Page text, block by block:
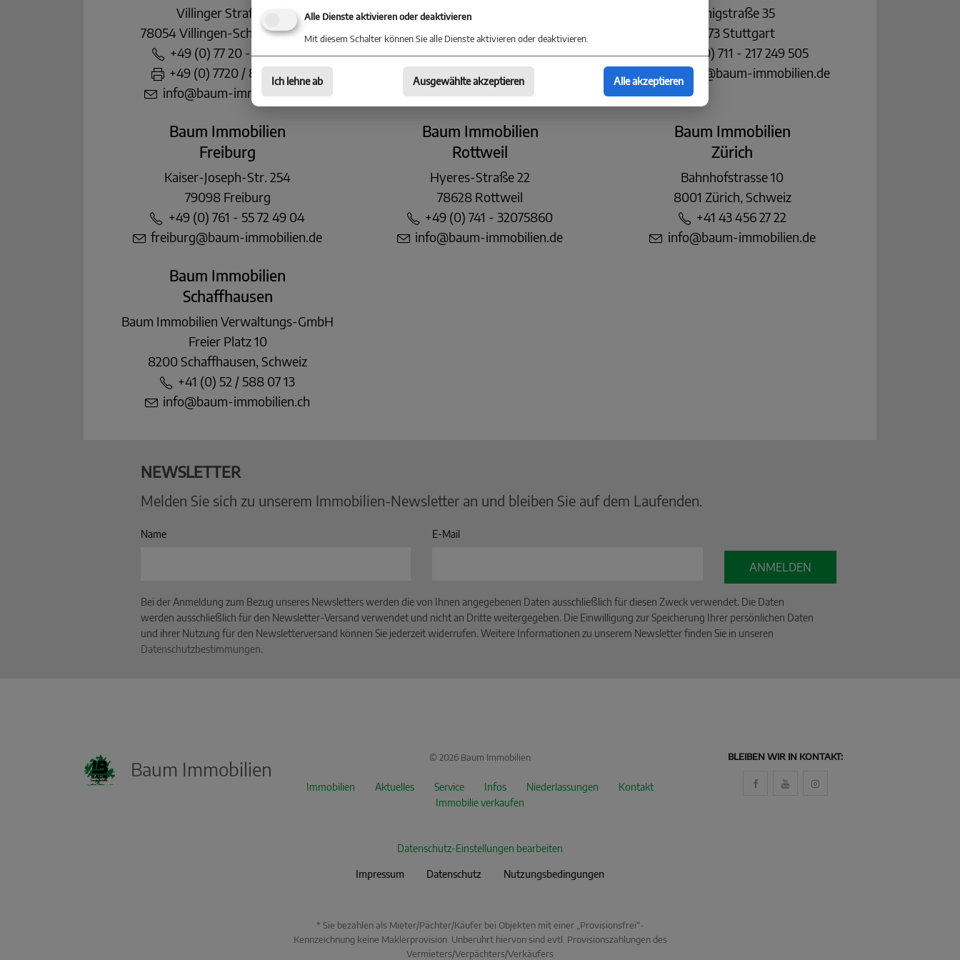
Villinger Straße 91
78054 Villingen-Schwenningen
+49 (0) 77 20 - 85 83 90
+49 (0) 7720 / 85 83 822
info@baum-immobilien.de
Markgrafenstraße 30
78467 Konstanz
+49 (0) 75 31 - 28 46 78 0
konstanz@baum-immobilien.de
Königstraße 35
70173 Stuttgart
+49 (0) 711 - 217 249 505
stuttgart@baum-immobilien.de
Baum Immobilien
Freiburg
Kaiser-Joseph-Str. 254
79098 Freiburg
+49 (0) 761 - 55 72 49 04
freiburg@baum-immobilien.de
Baum Immobilien
Rottweil
Hyeres-Straße 22
78628 Rottweil
+49 (0) 741 - 32075860
info@baum-immobilien.de
Baum Immobilien
Zürich
Bahnhofstrasse 10
8001 Zürich, Schweiz
+41 43 456 27 22
info@baum-immobilien.de
Baum Immobilien
Schaffhausen
Baum Immobilien Verwaltungs-GmbH
Freier Platz 10
8200 Schaffhausen, Schweiz
+41 (0) 52 / 588 07 13
info@baum-immobilien.ch
NEWSLETTER
Melden Sie sich zu unserem Immobilien-Newsletter an und bleiben Sie auf dem Laufenden.
Name E-Mail
ANMELDEN
Bei der Anmeldung zum Bezug unseres Newsletters werden die von Ihnen angegebenen Daten ausschließlich für diesen Zweck verwendet. Die Daten
werden ausschließlich für den Newsletter-Versand verwendet und nicht an Dritte weitergegeben. Die Einwilligung zur Speicherung Ihrer persönlichen Daten
und ihrer Nutzung für den Newsletterversand können Sie jederzeit widerrufen. Weitere Informationen zu unserem Newsletter finden Sie in unseren
Datenschutzbestimmungen.
Baum Immobilien © 2026 Baum Immobilien
Immobilien Aktuelles Service Infos Niederlassungen
Kontakt
Immobilie verkaufen
Datenschutz-Einstellungen bearbeiten
Impressum Datenschutz Nutzungsbedingungen
* Sie bezahlen als Mieter/Pächter/Käufer bei Objekten mit einer „Provisionsfrei“-
Kennzeichnung keine Maklerprovision. Unberührt hiervon sind evtl. Provisionszahlungen des
Vermieters/Verpächters/Verkäufers
BLEIBEN WIR IN KONTAKT:
Alle Dienste aktivieren oder deaktivieren
Mit diesem Schalter können Sie alle Dienste aktivieren oder deaktivieren.
Ich lehne ab Ausgewählte akzeptieren Alle akzeptieren